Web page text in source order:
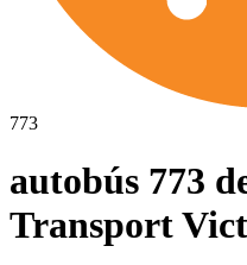
773
autobús 773
Transport